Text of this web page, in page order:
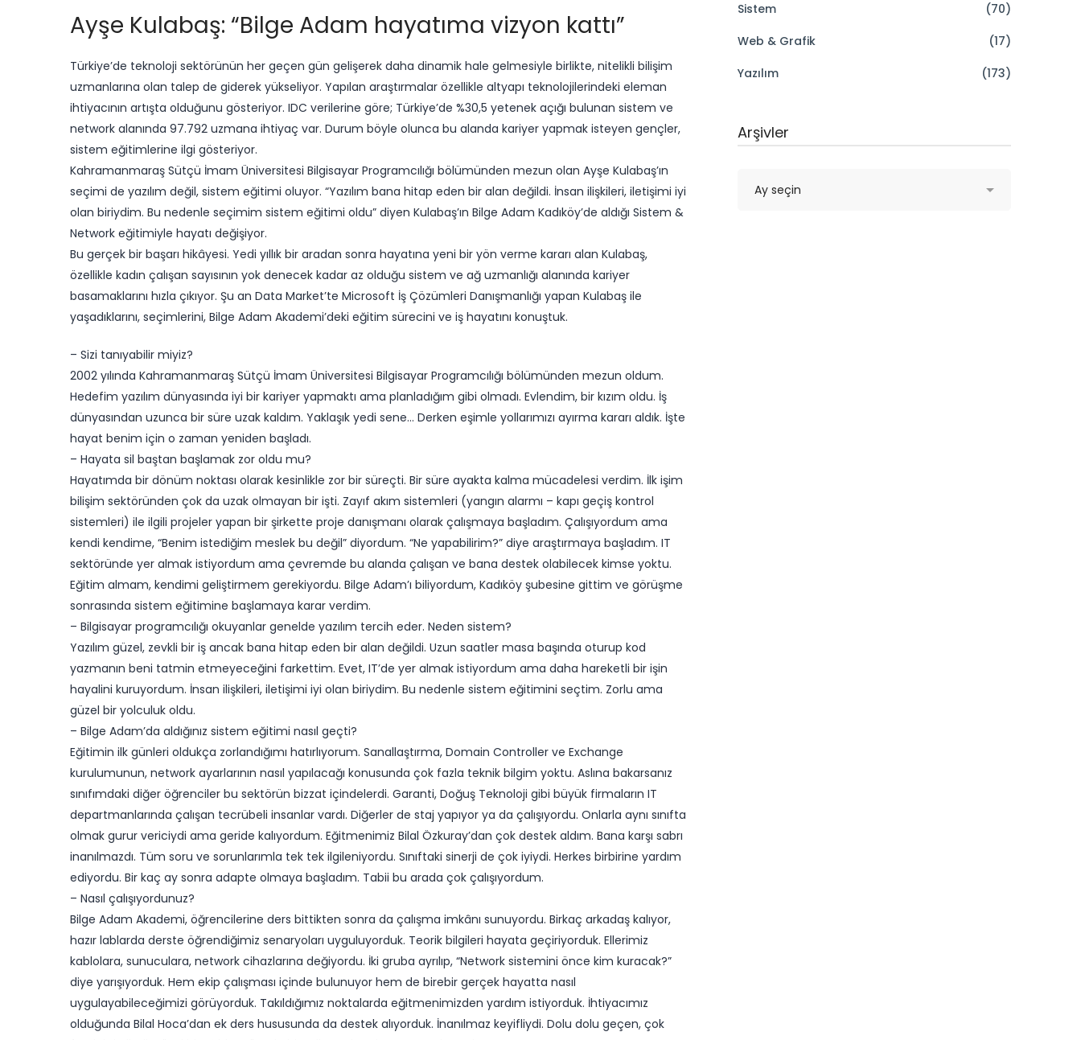
Ayşe Kulabaş: “Bilge Adam hayatıma vizyon kattı”
​Türkiye’de teknoloji sektörünün her geçen gün gelişerek daha dinamik hale gelmesiyle birlikte, nitelikli bilişim
uzmanlarına olan talep de giderek yükseliyor. Yapılan araştırmalar özellikle altyapı teknolojilerindeki eleman
ihtiyacının artışta olduğunu gösteriyor. IDC verilerine göre; Türkiye’de %30,5 yetenek açığı bulunan sistem ve
network alanında 97.792 uzmana ihtiyaç var. Durum böyle olunca bu alanda kariyer yapmak isteyen gençler,
sistem eğitimlerine ilgi gösteriyor.
​​Kahramanmaraş Sütçü İmam Üniversitesi Bilgisayar Programcılığı bölümünden mezun olan Ayşe Kulabaş’ın
seçimi de yazılım değil, sistem eğitimi oluyor. “Yazılım bana hitap eden bir alan değildi. İnsan ilişkileri, iletişimi iyi
olan biriydim. Bu nedenle seçimim sistem eğitimi oldu” diyen Kulabaş’ın Bilge Adam Kadıköy’de aldığı Sistem &
Network eğitimiyle hayatı değişiyor.
Bu gerçek bir başarı hikâyesi. Yedi yıllık bir aradan sonra hayatına yeni bir yön verme kararı alan Kulabaş,
özellikle kadın çalışan sayısının yok denecek kadar az olduğu sistem ve ağ uzmanlığı alanında kariyer
basamaklarını hızla çıkıyor. Şu an Data Market’te Microsoft İş Çözümleri Danışmanlığı yapan Kulabaş ile
yaşadıklarını, seçimlerini, Bilge Adam Akademi’deki eğitim sürecini ve iş hayatını konuştuk.
– Sizi tanıyabilir miyiz?
2002 yılında Kahramanmaraş Sütçü İmam Üniversitesi Bilgisayar Programcılığı bölümünden mezun oldum.
Hedefim yazılım dünyasında iyi bir kariyer yapmaktı ama planladığım gibi olmadı. Evlendim, bir kızım oldu. İş
dünyasından uzunca bir süre uzak kaldım. Yaklaşık yedi sene… Derken eşimle yollarımızı ayırma kararı aldık. İşte
hayat benim için o zaman yeniden başladı.
– Hayata sil baştan başlamak zor oldu mu?
Hayatımda bir dönüm noktası olarak kesinlikle zor bir süreçti. Bir süre ayakta kalma mücadelesi verdim. İlk işim
bilişim sektöründen çok da uzak olmayan bir işti. Zayıf akım sistemleri (yangın alarmı – kapı geçiş kontrol
sistemleri) ile ilgili projeler yapan bir şirkette proje danışmanı olarak çalışmaya başladım. Çalışıyordum ama
kendi kendime, “Benim istediğim meslek bu değil” diyordum. “Ne yapabilirim?” diye araştırmaya başladım. IT
sektöründe yer almak istiyordum ama çevremde bu alanda çalışan ve bana destek olabilecek kimse yoktu.
Eğitim almam, kendimi geliştirmem gerekiyordu. Bilge Adam’ı biliyordum, Kadıköy şubesine gittim ve görüşme
sonrasında sistem eğitimine başlamaya karar verdim.
– Bilgisayar programcılığı okuyanlar genelde yazılım tercih eder. Neden sistem?
Yazılım güzel, zevkli bir iş ancak bana hitap eden bir alan değildi. Uzun saatler masa başında oturup kod
yazmanın beni tatmin etmeyeceğini farkettim. Evet, IT’de yer almak istiyordum ama daha hareketli bir işin
hayalini kuruyordum. İnsan ilişkileri, iletişimi iyi olan biriydim. Bu nedenle sistem eğitimini seçtim. Zorlu ama
güzel bir yolculuk oldu.
– Bilge Adam’da aldığınız sistem eğitimi nasıl geçti?
Eğitimin ilk günleri oldukça zorlandığımı hatırlıyorum. Sanallaştırma, Domain Controller ve Exchange
kurulumunun, network ayarlarının nasıl yapılacağı konusunda çok fazla teknik bilgim yoktu. Aslına bakarsanız
sınıfımdaki diğer öğrenciler bu sektörün bizzat içindelerdi. Garanti, Doğuş Teknoloji gibi büyük firmaların IT
departmanlarında çalışan tecrübeli insanlar vardı. Diğerler de staj yapıyor ya da çalışıyordu. Onlarla aynı sınıfta
olmak gurur vericiydi ama geride kalıyordum. Eğitmenimiz Bilal Özkuray’dan çok destek aldım. Bana karşı sabrı
inanılmazdı. Tüm soru ve sorunlarımla tek tek ilgileniyordu. Sınıftaki sinerji de çok iyiydi. Herkes birbirine yardım
ediyordu. Bir kaç ay sonra adapte olmaya başladım. Tabii bu arada çok çalışıyordum.
– Nasıl çalışıyordunuz?
Bilge Adam Akademi, öğrencilerine ders bittikten sonra da çalışma imkânı sunuyordu. Birkaç arkadaş kalıyor,
hazır lablarda derste öğrendiğimiz senaryoları uyguluyorduk. Teorik bilgileri hayata geçiriyorduk. Ellerimiz
kablolara, sunuculara, network cihazlarına değiyordu. İki gruba ayrılıp, “Network sistemini önce kim kuracak?”
diye yarışıyorduk. Hem ekip çalışması içinde bulunuyor hem de birebir gerçek hayatta nasıl
uygulayabileceğimizi görüyorduk. Takıldığımız noktalarda eğitmenimizden yardım istiyorduk. İhtiyacımız
olduğunda Bilal Hoca’dan ek ders hususunda da destek alıyorduk. İnanılmaz keyifliydi. Dolu dolu geçen, çok
Sistem
(70)
Web & Grafik
(17)
Yazılım
(173)
Arşivler